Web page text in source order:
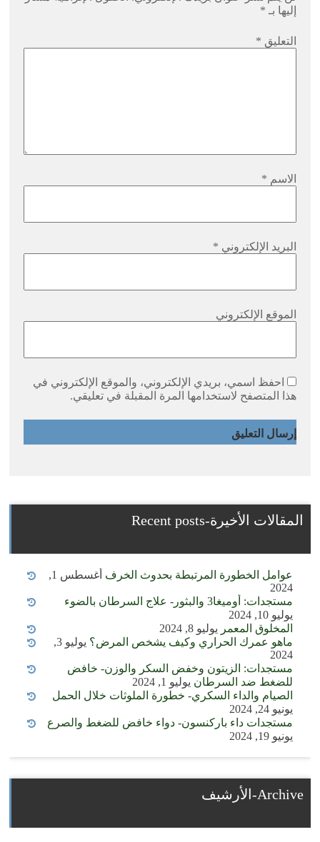
إليها بـ *
التعليق *
الاسم *
البريد الإلكتروني *
الموقع الإلكتروني
احفظ اسمي، بريدي الإلكتروني، والموقع الإلكتروني في
هذا المتصفح لاستخدامها المرة المقبلة في تعليقي.
المقالات الأخيرة-Recent posts
عوامل الخطورة المرتبطة بحدوث الخرف
أغسطس 1,
2024
مستجدات: أوميغا3 والبثور- علاج السرطان بالضوء
يوليو 10, 2024
المخلوق المعمر يوليو 8, 2024
ماهو عمرك الحراري وكيف يشخص المرض؟
يوليو 3,
2024
مستجدات: الزيتون وخفض السكر والوزن- خافض
للضغط ضد السرطان يوليو 1, 2024
الصيام والداء السكري- خطورة الملوثات خلال الحمل
يونيو 24, 2024
مستجدات داء باركنسون- دواء خافض للضغط والصرع
يونيو 19, 2024
Archive-الأرشيف